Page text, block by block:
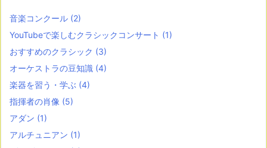
音楽コンクール (2)
YouTubeで楽しむクラシックコンサート (1)
おすすめのクラシック (3)
オーケストラの豆知識 (4)
楽器を習う・学ぶ (4)
指揮者の肖像 (5)
アダン (1)
アルチュニアン (1)